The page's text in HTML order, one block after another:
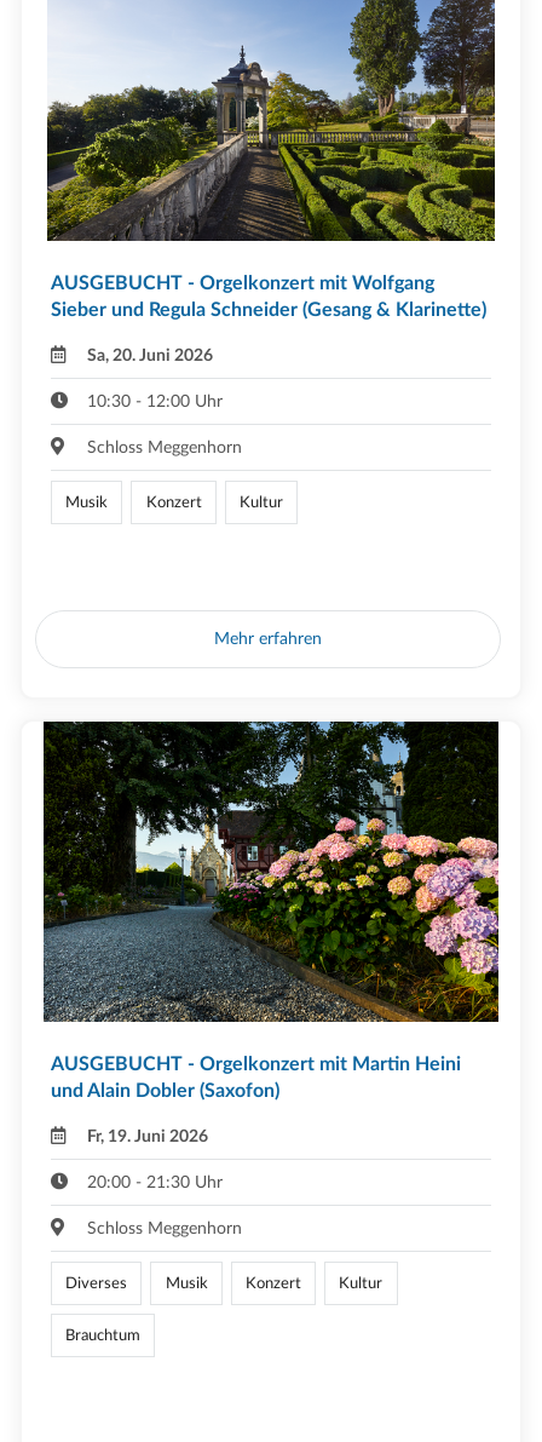
AUSGEBUCHT - Orgelkonzert mit Wolfgang
Sieber und Regula Schneider (Gesang & Klarinette)
Sa, 20. Juni 2026
10:30 - 12:00 Uhr
Schloss Meggenhorn
Musik Konzert Kultur
Mehr erfahren
AUSGEBUCHT - Orgelkonzert mit Martin Heini
und Alain Dobler (Saxofon)
Fr, 19. Juni 2026
20:00 - 21:30 Uhr
Schloss Meggenhorn
Diverses Musik Konzert Kultur
Brauchtum